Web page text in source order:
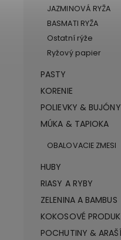
JAZMINOVÁ RYŽA
BASMATI RYŽA
Ostatní rýže
Ryžový papier
PASTY
KORENIE
POLIEVKY & BUJÓNY
MÚKA & TAPIOKA
OBALOVACIE ZMESI
HUBY
RIASY A RYBY
ZELENINA A BAMBUS
KOKOSOVÉ
POCHUTINY &